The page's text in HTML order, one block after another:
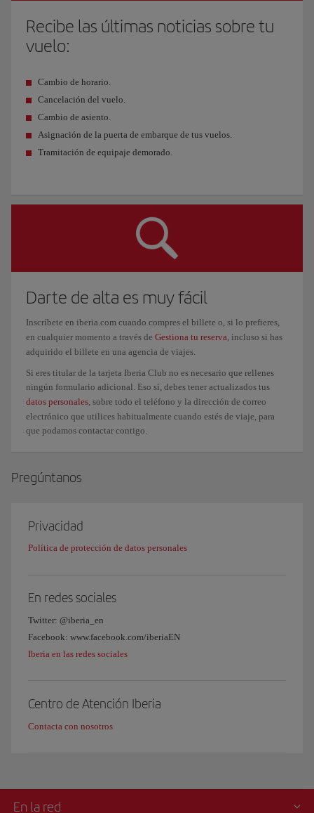
Recibe las últimas noticias sobre tu
vuelo:
Cambio de horario.
Cancelación del vuelo.
Cambio de asiento.
Asignación de la puerta de embarque de tus vuelos.
Tramitación de equipaje demorado.
Darte de alta es muy fácil
Inscríbete en iberia.com cuando compres el billete o, si lo prefieres,
en cualquier momento a través de Gestiona tu reserva, incluso si has
adquirido el billete en una agencia de viajes.
Si eres titular de la tarjeta Iberia Club no es necesario que rellenes
ningún formulario adicional. Eso sí, debes tener actualizados tus
datos personales, sobre todo el teléfono y la dirección de correo
electrónico que utilices habitualmente cuando estés de viaje, para
que podamos contactar contigo.
Pregúntanos
Privacidad
Política de protección de datos personales
En redes sociales
Twitter: @iberia_en
Facebook: www.facebook.com/iberiaEN
Iberia en las redes sociales
Centro de Atención Iberia
Contacta con nosotros
En la red